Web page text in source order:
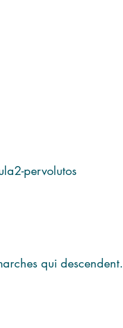
pervolutos
qui descendent.